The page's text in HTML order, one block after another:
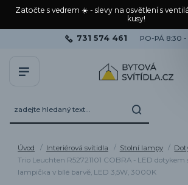
Zatočte s vedrem ☀️ - slevy na osvětlení s
kusy!
731 574 461 PO-PÁ 8:30 -
Úvod Interiérová svítidla Stolní lampy
Trio Leuchten R52721101 COBRA - LED
lampička v bílé barvě, LED 3,5W, 3000K